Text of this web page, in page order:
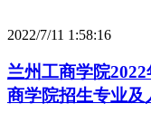
2022/7/11 1:58:16
兰州工商学院
商学院招生专业及